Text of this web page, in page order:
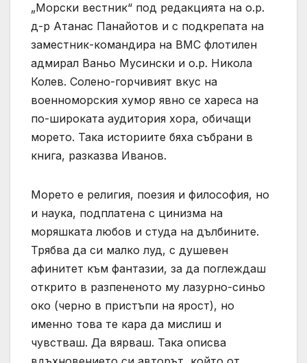
„Морски вестник“ под редакцията на о.р.
д-р Атанас Панайотов и с подкрепата на
заместник-командира на ВМС флотилен
адмирал Ваньо Мусински и о.р. Никола
Колев. Солено-горчивият вкус на
военноморския хумор явно се хареса на
по-широката аудитория хора, обичащи
морето. Така историите бяха събрани в
книга, разказва Иванов.
Морето е религия, поезия и философия, но
и наука, подплатена с цинизма на
моряшката любов и студа на дълбините.
Трябва да си малко луд, с душевен
афинитет към фантазии, за да поглеждаш
открито в разпененото му лазурно-синьо
око (черно в пристъпи на ярост), но
именно това те кара да мислиш и
чувстваш. Да вярваш. Така описва